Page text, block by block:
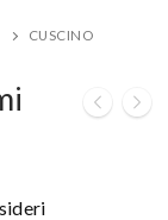
CUSCINO